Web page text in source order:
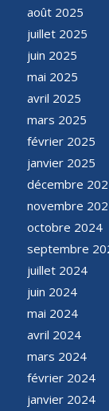
août 2025
juillet 2025
juin 2025
mai 2025
avril 2025
mars 2025
février 2025
janvier 2025
décembre
novembre
octobre 2024
septembre
juillet 2024
juin 2024
mai 2024
avril 2024
mars 2024
février 2024
janvier 2024